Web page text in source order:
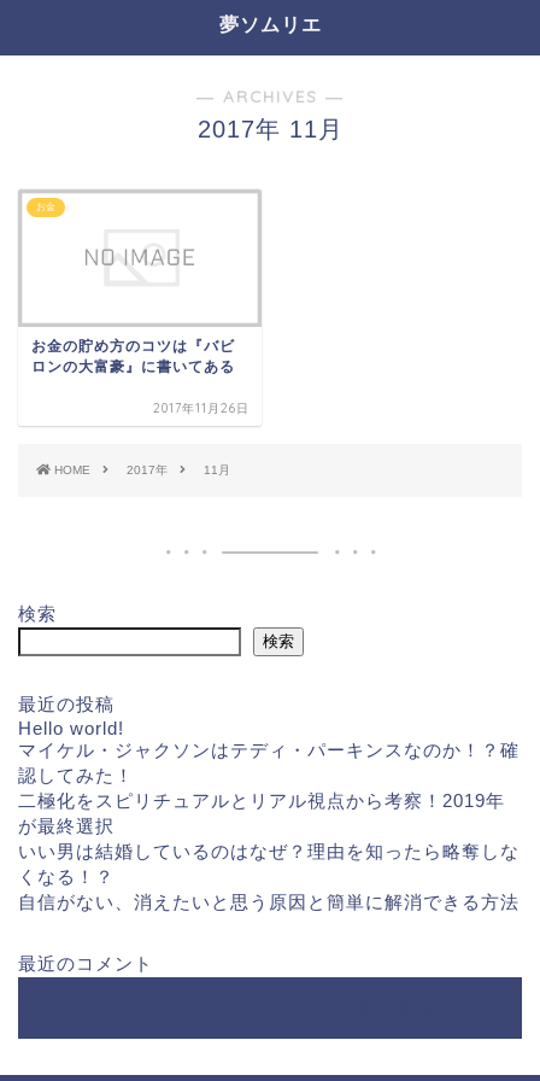
夢ソムリエ
― ARCHIVES ―
2017年 11月
お金
お金の貯め方のコツは『バビ
ロンの大富豪』に書いてある
2017年11月26日
HOME 2017年 11月
検索
検索
最近の投稿
Hello world!
マイケル・ジャクソンはテディ・パーキンスなのか！？確
認してみた！
二極化をスピリチュアルとリアル視点から考察！2019年
が最終選択
いい男は結婚しているのはなぜ？理由を知ったら略奪しな
くなる！？
自信がない、消えたいと思う原因と簡単に解消できる方法
最近のコメント